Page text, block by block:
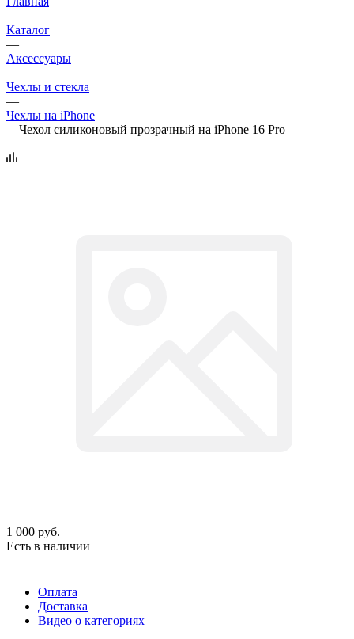
—
Каталог
—
Аксессуары
—
Чехлы и стекла
—
Чехлы на iPhone
—Чехол силиконовый прозрачный на iPhone 16 Pro
1 000 руб.
Есть в наличии
Оплата
Доставка
Видео о категориях